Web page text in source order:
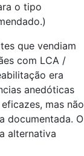
o tipo
que vendiam
com LCA /
era
anedóticas
mas não
documentada. O
alternativa